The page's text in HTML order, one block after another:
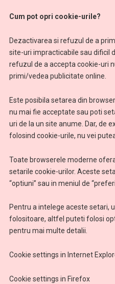
Cum pot opri cookie-urile?
Dezactivarea si refuzul de a
site-uri impracticabile sau dificil
refuzul de a accepta cookie-uri
primi/vedea publicitate online.
Este posibila setarea din
nu mai fie acceptate sau poti
uri de la un site anume. Dar, de
folosind cookie-urile, nu vei
Toate browserele moderne
setarile cookie-urilor. Aceste
“optiuni” sau in meniul de
Pentru a intelege aceste setari,
folositoare, altfel puteti folosi
pentru mai multe detalii.
Cookie settings in Internet
Cookie settings in Firefox